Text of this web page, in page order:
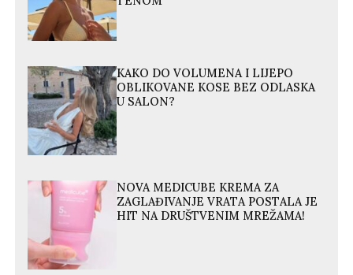
KAKO DO VOLUMENA I LIJEPO
OBLIKOVANE KOSE BEZ ODLASKA
U SALON?
NOVA MEDICUBE KREMA ZA
ZAGLAĐIVANJE VRATA POSTALA JE
HIT NA DRUŠTVENIM MREŽAMA!